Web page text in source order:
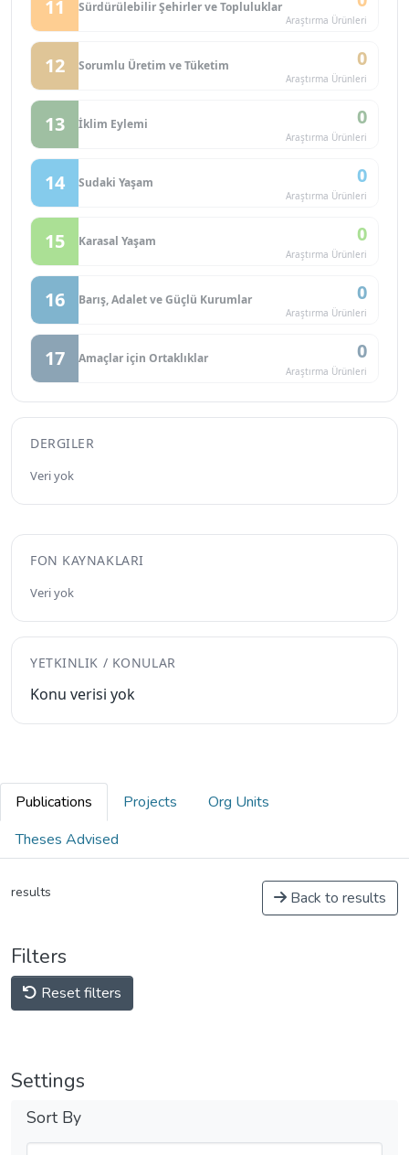
11 Sürdürülebilir Şehirler ve Topluluklar
Araştırma Ürünleri
12 Sorumlu Üretim ve Tüketim 0
Araştırma Ürünleri
13 İklim Eylemi 0
Araştırma Ürünleri
14 Sudaki Yaşam 0
Araştırma Ürünleri
15 Karasal Yaşam 0
Araştırma Ürünleri
16 Barış, Adalet ve Güçlü Kurumlar 0
Araştırma Ürünleri
17 Amaçlar için Ortaklıklar 0
Araştırma Ürünleri
DERGILER
Veri yok
FON KAYNAKLARI
Veri yok
YETKINLIK / KONULAR
Konu verisi yok
Publications Projects
Org Units
Theses Advised
results Back to results
Filters
Reset filters
Settings
Sort By